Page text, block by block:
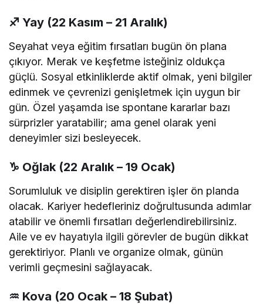
♐ Yay (22 Kasım – 21 Aralık)
Seyahat veya eğitim fırsatları bugün ön plana
çıkıyor. Merak ve keşfetme isteğiniz oldukça
güçlü. Sosyal etkinliklerde aktif olmak, yeni bilgiler
edinmek ve çevrenizi genişletmek için uygun bir
gün. Özel yaşamda ise spontane kararlar bazı
sürprizler yaratabilir; ama genel olarak yeni
deneyimler sizi besleyecek.
♑ Oğlak (22 Aralık – 19 Ocak)
Sorumluluk ve disiplin gerektiren işler ön planda
olacak. Kariyer hedefleriniz doğrultusunda adımlar
atabilir ve önemli fırsatları değerlendirebilirsiniz.
Aile ve ev hayatıyla ilgili görevler de bugün dikkat
gerektiriyor. Planlı ve organize olmak, günün
verimli geçmesini sağlayacak.
♒ Kova (20 Ocak – 18 Şubat)